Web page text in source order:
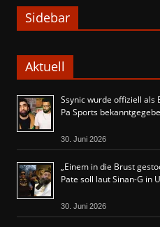
Sidebar
Aktuell
Ssynic wurde offiziell als
Pa Sports
30. Juni 2026
„Einem in die Brust
Pate soll laut Sinan-G in
30. Juni 2026